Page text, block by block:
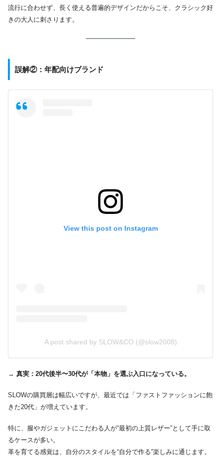
流行に合わせず、長く使える普遍的デザインだからこそ、クラシック好
きの大人に刺さります。
誤解②：年配向けブランド
View this post on Instagram
A post shared by SLOW&CO (@slow2008)
→ 真実：20代後半〜30代が「本物」を選ぶ入口になっている。
SLOWの購買層は幅広いですが、最近では「ファストファッションに飽
きた20代」が増えています。
特に、服やガジェットにこだわる人が“最初の上質レザー”として手に取
るケースが多い。
革を育てる感覚は、自分のスタイルを“自分で作る”楽しみに通じます。